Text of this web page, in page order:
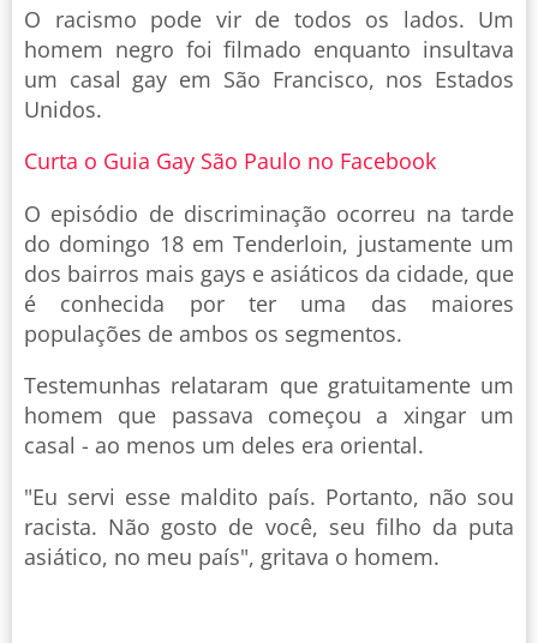
O racismo pode vir de todos os lados. Um
homem negro foi filmado enquanto insultava
um casal gay em São Francisco, nos Estados
Unidos.
Curta o Guia Gay São Paulo no Facebook
O episódio de discriminação ocorreu na tarde
do domingo 18 em Tenderloin, justamente um
dos bairros mais gays e asiáticos da cidade, que
é conhecida por ter uma das maiores
populações de ambos os segmentos.
Testemunhas relataram que gratuitamente um
homem que passava começou a xingar um
casal - ao menos um deles era oriental.
"Eu servi esse maldito país. Portanto, não sou
racista. Não gosto de você, seu filho da puta
asiático, no meu país", gritava o homem.